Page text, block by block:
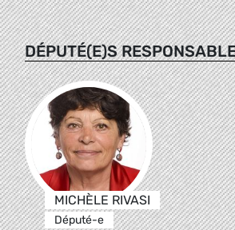
DÉPUTÉ(E)S
MICHÈLE RIVASI
Député-e